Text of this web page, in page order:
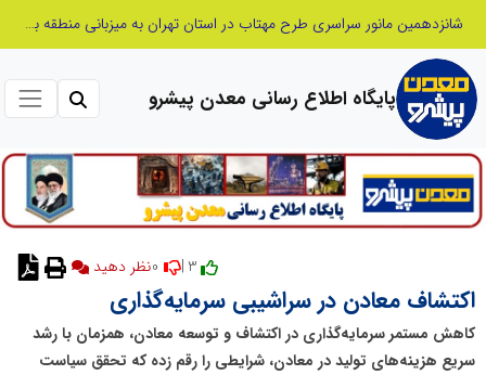
شانزدهمین مانور سراسری طرح مهتاب در استان تهران به میزبانی منطقه برق لواسان
پایگاه اطلاع رسانی معدن پیشرو
3 | نظر دهید
اکتشاف معادن در سراشیبی سرمایه‌گذاری
کاهش مستمر سرمایه‌گذاری در اکتشاف و توسعه معادن، همزمان با رشد
سریع هزینه‌های تولید در معادن، شرایطی را رقم زده که تحقق سیاست